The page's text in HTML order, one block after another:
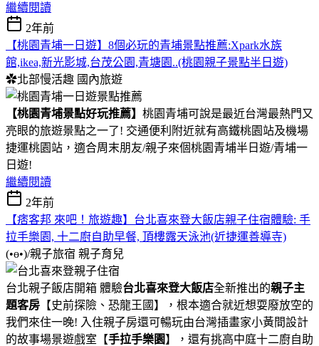
繼續閱讀
2年前
【桃園青埔一日遊】8個必玩的青埔景點推薦:Xpark水族
館,ikea,新光影城,台茂公園,青塘園..(桃園親子景點半日遊)
✿北部慢活趣 國內旅遊
【桃園青埔景點好玩推薦】 桃園青埔可說是最近台灣最熱門又
亮眼的旅遊景點之一了! 交通便利附近就有高鐵桃園站及機場
捷運桃園站，適合周末朋友/親子來個桃園青埔半日遊/青埔一
日遊!
繼續閱讀
2年前
【痞客邦 來吧！旅遊趣】台北喜來登大飯店親子住宿體驗: 手
拉手樂園, 十二廚自助早餐, 頂樓露天泳池(近捷運善導寺)
(•ө•)/親子旅宿 親子育兒
台北親子飯店開箱 體驗台北喜來登大飯店全新推出的親子主
題客房 【史前探險、恐龍王國】，根本適合就近想耍廢放空的
我們來住一晚! 入住親子房還可暢玩由台灣插畫家小黃間設計
的故事場景遊戲室【手拉手樂園】，還有挑高中庭十二廚自助